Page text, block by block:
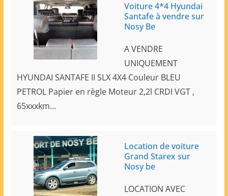
Voiture 4*4 Hyundai
Santafe à vendre sur
Nosy Be
A VENDRE
UNIQUEMENT
HYUNDAI SANTAFE II SLX 4X4 Couleur BLEU
PETROL Papier en règle Moteur 2,2l CRDI VGT ,
65xxxkm…
Location de voiture
Grand Starex sur
Nosy be
LOCATION AVEC